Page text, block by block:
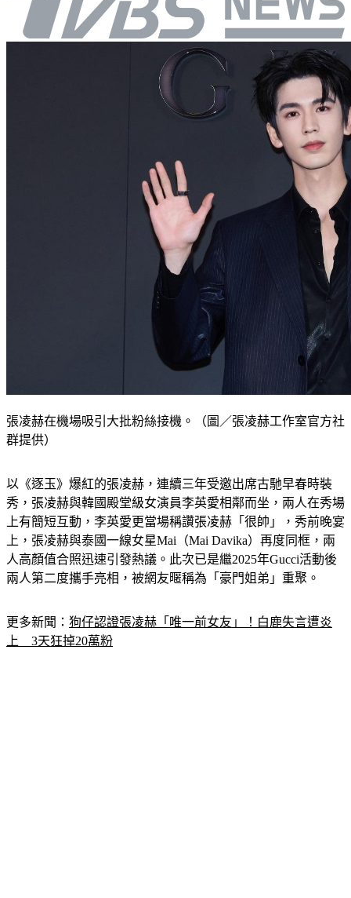
群提供）
秀，張凌赫與韓國殿堂級女演員李英愛相鄰而坐，兩人在秀場
上有簡短互動，李英愛更當場稱讚張凌赫「很帥」，秀前晚宴
上，張凌赫與泰國一線女星Mai（Mai Davika）再度同框，兩
人高顏值合照迅速引發熱議。此次已是繼2025年Gucci活動後
兩人第二度攜手亮相，被網友暱稱為「豪門姐弟」重聚。
上　3天狂掉20萬粉